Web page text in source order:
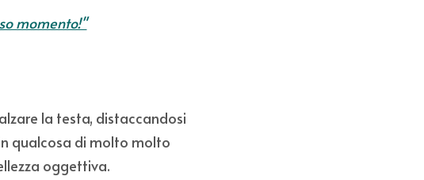
momento!"
la testa, distaccandosi
qualcosa di molto molto
oggettiva.